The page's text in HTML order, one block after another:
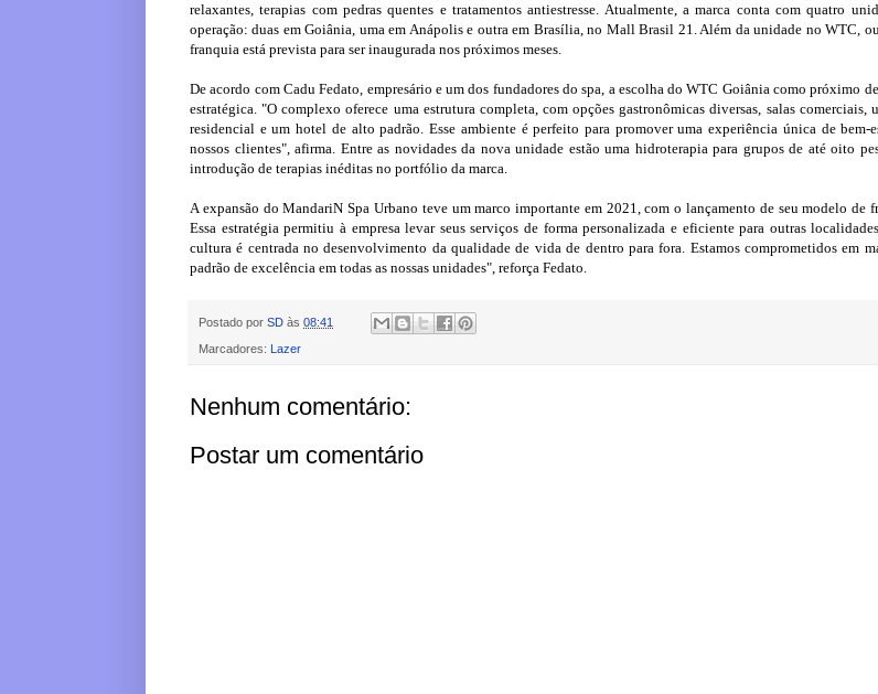
relaxantes, terapias com pedras quentes e tratamentos antiestresse. Atualmente, a marca conta com quatro
operação: duas em Goiânia, uma em Anápolis e outra em Brasília, no Mall Brasil 21. Além da unidade no WTC,
franquia está prevista para ser inaugurada nos próximos meses.
De acordo com Cadu Fedato, empresário e um dos fundadores do spa, a escolha do WTC Goiânia como próximo
estratégica. "O complexo oferece uma estrutura completa, com opções gastronômicas diversas, salas comerciais,
residencial e um hotel de alto padrão. Esse ambiente é perfeito para promover uma experiência única de bem-
nossos clientes", afirma. Entre as novidades da nova unidade estão uma hidroterapia para grupos de até oito
introdução de terapias inéditas no portfólio da marca.
A expansão do MandariN Spa Urbano teve um marco importante em 2021, com o lançamento de seu modelo de
Essa estratégia permitiu à empresa levar seus serviços de forma personalizada e eficiente para outras
cultura é centrada no desenvolvimento da qualidade de vida de dentro para fora. Estamos comprometidos em
padrão de excelência em todas as nossas unidades", reforça Fedato.
Postado por SD às 08:41
Marcadores: Lazer
Nenhum comentário:
Postar um comentário